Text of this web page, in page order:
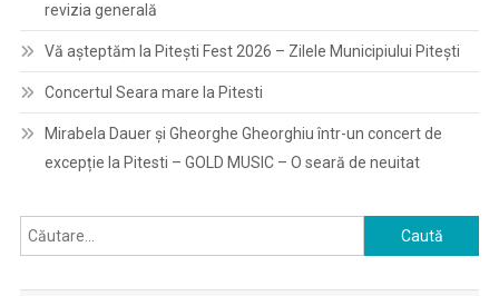
revizia generală
Vă așteptăm la Pitești Fest 2026 – Zilele Municipiului Pitești
Concertul Seara mare la Pitesti
Mirabela Dauer și Gheorghe Gheorghiu într-un concert de
excepție la Pitesti – GOLD MUSIC – O seară de neuitat
Caută
după: